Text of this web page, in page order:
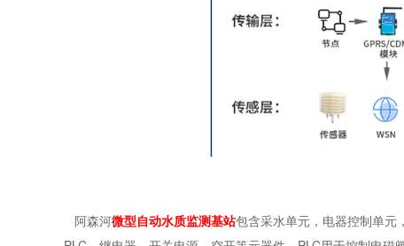
阿森河微型自动水质监测基站包含采水单元，电器控制单元